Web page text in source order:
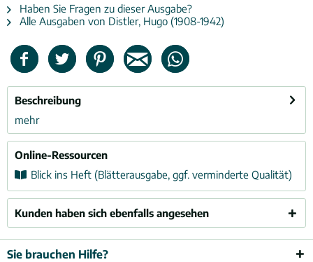
Haben Sie Fragen zu dieser Ausgabe?
Alle Ausgaben von Distler, Hugo (1908-1942)
Beschreibung
mehr
Online-Ressourcen
Blick ins Heft (Blätterausgabe, ggf. verminderte Qualität)
Kunden haben sich ebenfalls angesehen
Sie brauchen Hilfe?